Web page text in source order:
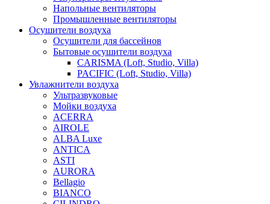
Напольные вентиляторы
Промышленные вентиляторы
Осушители воздуха
Осушители для бассейнов
Бытовые осушители воздуха
CARISMA (Loft, Studio, Villa)
PACIFIC (Loft, Studio, Villa)
Увлажнители воздуха
Ультразвуковые
Мойки воздуха
ACERRA
AIROLE
ALBA Luxe
ANTICA
ASTI
AURORA
Bellagio
BIANCO